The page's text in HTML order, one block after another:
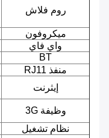
روم فلاش
ميكروفون
واي فاي
BT
منفذ RJ11
إيثرنت
وظيفة 3G
نظام تشغيل